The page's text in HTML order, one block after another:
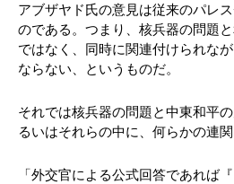
アブザヤド氏の意見は従来のパレ
のである。つまり、核兵器の問題
ではなく、同時に関連付けられな
ならない、というものだ。
それでは核兵器の問題と中東和平
るいはそれらの中に、何らかの連
「外交官による公式回答であれば